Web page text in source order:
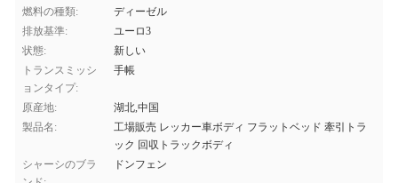
燃料の種類:
ディーゼル
排放基準:
ユーロ3
状態:
新しい
トランスミッシ
ョンタイプ:
手帳
原産地:
湖北,中国
製品名:
工場販売 レッカー車ボディ フラットベッド 牽引トラ
ック 回収トラックボディ
シャーシのブラ
ドンフェン